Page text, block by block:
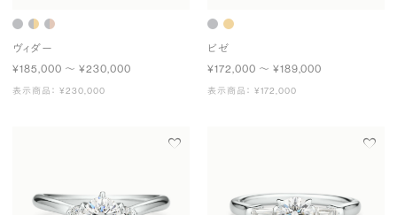
ヴィダー
¥185,000 〜 ¥230,000
表示商品： ¥230,000
ビゼ
¥172,000 〜 ¥189,000
表示商品： ¥172,000